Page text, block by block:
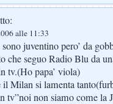
alle 11:33
sono juventino pero’ da
che seguo Radio Blu da
tv.(Ho papa’ viola)
il Milan si lamenta
tv”noi non siamo come la